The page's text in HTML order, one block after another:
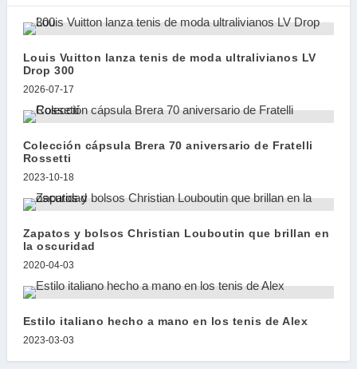
Louis Vuitton lanza tenis de moda ultralivianos LV
Drop 300
2026-07-17
Colección cápsula Brera 70 aniversario de Fratelli
Rossetti
2023-10-18
Zapatos y bolsos Christian Louboutin que brillan en
la oscuridad
2020-04-03
Estilo italiano hecho a mano en los tenis de Alex
2023-03-03